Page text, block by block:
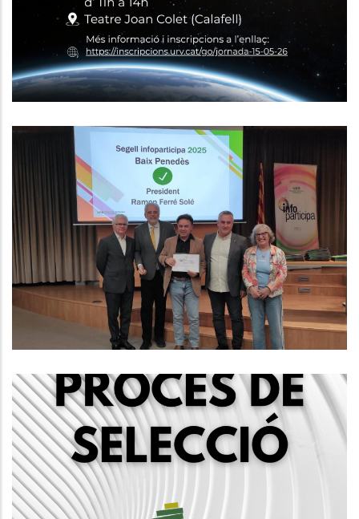
Estratègic Al Baix Penedès
P. econòmica,Turisme
El Consell Comarcal Del Baix
Penedès Obté Per Primer Cop El
Segell Infoparticipa Amb Un 86%
De Compliment En Transparència
Altres
Convocatòria Mitjançant Concurs
Oposició Per La Creació D'una
Borsa De Treball D'educadors/es
Socials, Grup A2